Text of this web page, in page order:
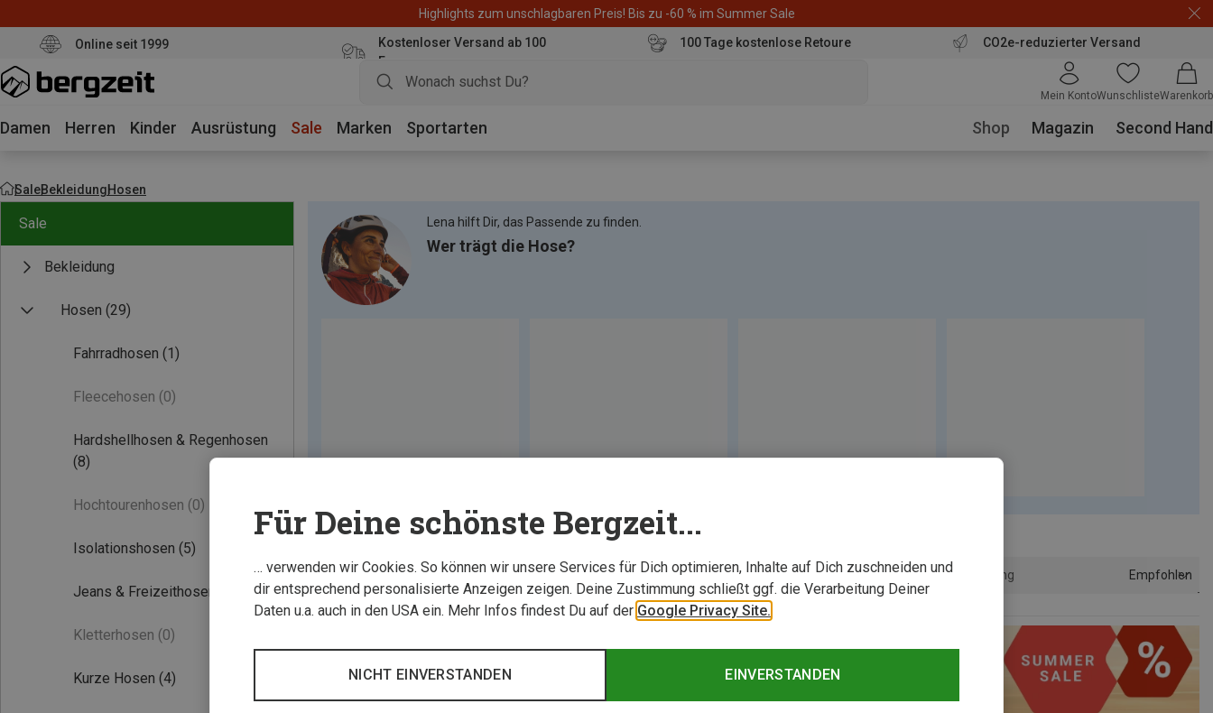
Highlights zum unschlagbaren Preis! Bis zu -60 % im Summer Sale
Online seit 1999
Kostenloser Versand ab 100
Euro
100 Tage kostenlose Retoure CO2e-reduzierter Versand
Mein KontoWunschlisteWarenkorb
Damen Herren Kinder Ausrüstung Sale Marken Sportarten Shop Magazin Second Hand
SaleBekleidungHosen
Sale
Bekleidung
Hosen (29)
Fahrradhosen (1)
Fleecehosen (0)
Hardshellhosen & Regenhosen
(8)
Hochtourenhosen (0)
Isolationshosen (5)
Jeans & Freizeithosen
Kletterhosen (0)
Kurze Hosen (4)
Lena hilft Dir, das Passende zu finden.
Wer trägt die Hose?
Sortierung Empfohlen
Für Deine schönste Bergzeit...
… verwenden wir Cookies. So können wir unsere Services für Dich optimieren, Inhalte auf Dich zuschneiden und
dir entsprechend personalisierte Anzeigen zeigen. Deine Zustimmung schließt ggf. die Verarbeitung Deiner
Daten u.a. auch in den USA ein. Mehr Infos findest Du auf der Google Privacy Site.
EINVERSTANDEN
NICHT EINVERSTANDEN